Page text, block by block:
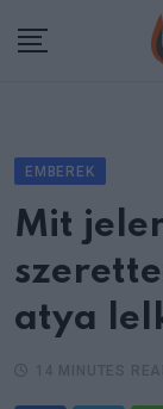
EMBEREK
Mit
atya